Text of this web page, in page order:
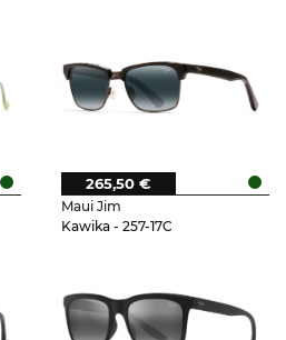
Maui Jim
Kawika - 257-17C
265,50 €